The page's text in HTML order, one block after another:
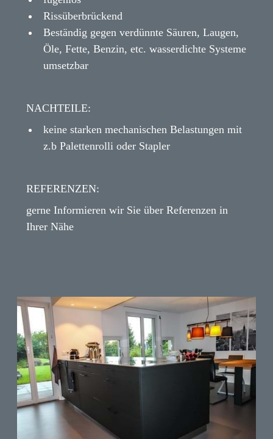
Rissüberbrückend
Beständig gegen verdünnte Säuren, Laugen,
Öle, Fette, Benzin, etc. wasserdichte Systeme
umsetzbar
NACHTEILE:
keine starken mechanischen Belastungen mit
z.b Palettenrolli oder Stapler
REFERENZEN:​
gerne Informieren wir Sie über Referenzen in
Ihrer Nähe